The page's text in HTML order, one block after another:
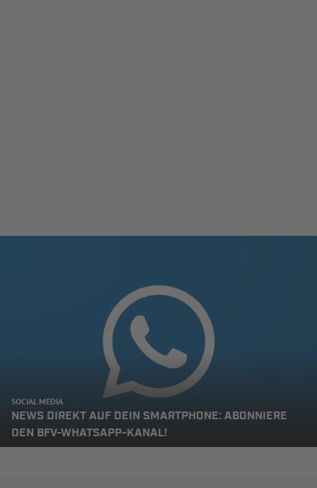
SOCIAL MEDIA
NEWS DIREKT AUF DEIN SMARTPHONE: ABONNIERE
DEN BFV-WHATSAPP-KANAL!